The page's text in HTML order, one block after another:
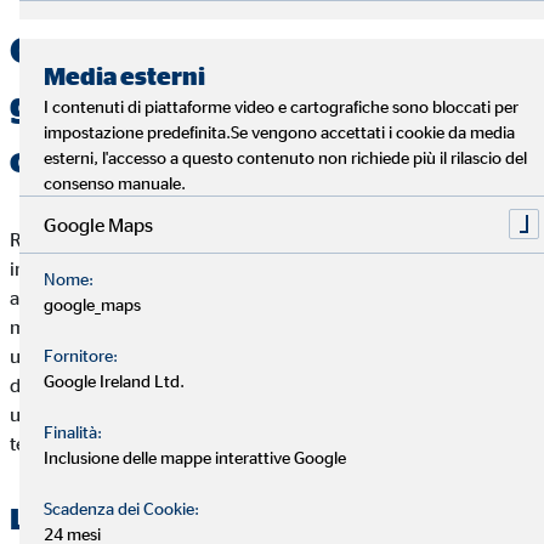
Organizzare la vita di ogni
giorno in un appartamento
condiviso
Regole chiare, buona comunicazione e rispetto reciproco sono
importanti. Costituiscono le basi per una convivenza
armoniosa e piacevole in un appartamento condiviso. Tutti i
membri che condividono l'appartamento dovrebbero svolgere
un ruolo attivo nell'organizzazione e nel rispetto delle regole
della casa. Solo in questo modo si può garantire che la vita in
un appartamento rimanga piacevole e senza stress a lungo
termine.
L’amministrazione del budget
Media esterni
I contenuti di piattaforme video e cartografiche sono bloccati per
impostazione predefinita.Se vengono accettati i cookie da media
esterni, l'accesso a questo contenuto non richiede più il rilascio del
consenso manuale.
Google Maps
Nome:
google_maps
Fornitore:
Google Ireland Ltd.
Finalità:
Inclusione delle mappe interattive Google
Scadenza dei Cookie:
24 mesi